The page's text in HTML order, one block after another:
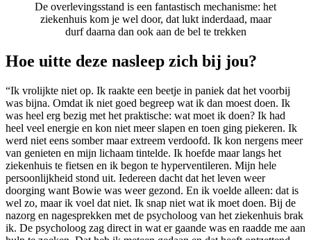
De overlevingsstand is een fantastisch mechanisme: het
ziekenhuis kom je wel door, dat lukt inderdaad, maar
durf daarna dan ook aan de bel te trekken
Hoe uitte deze nasleep zich bij jou?
“Ik vrolijkte niet op. Ik raakte een beetje in paniek dat het voorbij
was bijna. Omdat ik niet goed begreep wat ik dan moest doen. Ik
was heel erg bezig met het praktische: wat moet ik doen? Ik had
heel veel energie en kon niet meer slapen en toen ging piekeren. Ik
werd niet eens somber maar extreem verdoofd. Ik kon nergens meer
van genieten en mijn lichaam tintelde. Ik hoefde maar langs het
ziekenhuis te fietsen en ik begon te hyperventileren. Mijn hele
persoonlijkheid stond uit. Iedereen dacht dat het leven weer
doorging want Bowie was weer gezond. En ik voelde alleen: dat is
wel zo, maar ik voel dat niet. Ik snap niet wat ik moet doen. Bij de
nazorg en nagesprekken met de psycholoog van het ziekenhuis brak
ik. De psycholoog zag direct in wat er gaande was en raadde me aan